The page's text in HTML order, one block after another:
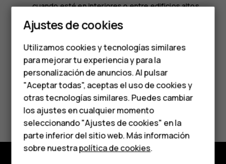
Smartphones
Teléfonos de gama
media
Teléfonos para
personas mayores
HMD Terra M
Comprar
cuando esté en interiores o entre edificios altos,
posicionamiento.
¿Te ha parecido útil?
Sí No
Ajustes de cookies
Utilizamos cookies y tecnologías similares
para mejorar tu experiencia y para la
personalización de anuncios. Al pulsar
"Aceptar todas", aceptas el uso de cookies y
otras tecnologías similares. Puedes cambiar
los ajustes en cualquier momento
seleccionando "Ajustes de cookies" en la
parte inferior del sitio web. Más información
sobre nuestrapolítica de cookies.